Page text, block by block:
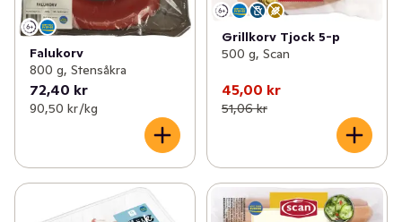
Falukorv
800 g, Stensåkra
72,40 kr
90,50 kr /kg
Grillkorv Tjock 5-p
500 g, Scan
45,00 kr
51,06 kr